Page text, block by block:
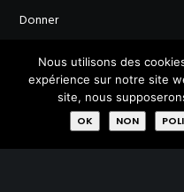
Donner
Réparer
Qui sommes-nous?
Missions
Nous utilisons des
expérience sur notre site
site, nous
OK
NON